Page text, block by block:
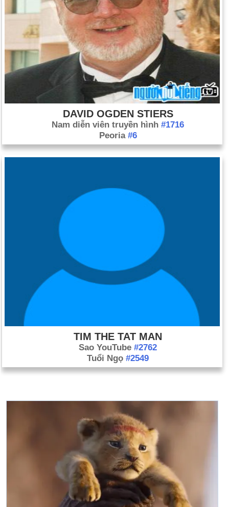
DAVID OGDEN STIERS
Nam diễn viên truyền hình #1716
Peoria #6
TIM THE TAT MAN
Sao YouTube #2762
Tuổi Ngọ #2549